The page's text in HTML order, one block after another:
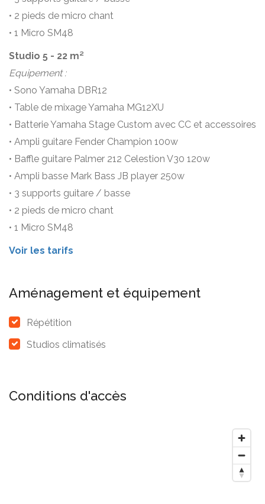
• 2 pieds de micro chant
• 1 Micro SM48
Studio 5 - 22 m²
Equipement :
• Sono Yamaha DBR12
• Table de mixage Yamaha MG12XU
• Batterie Yamaha Stage Custom avec CC et accessoires
• Ampli guitare Fender Champion 100w
• Baffle guitare Palmer 212 Celestion V30 120w
• Ampli basse Mark Bass JB player 250w
• 3 supports guitare / basse
• 2 pieds de micro chant
• 1 Micro SM48
Voir les tarifs
Aménagement et équipement
Répétition
Studios climatisés
Conditions d'accès